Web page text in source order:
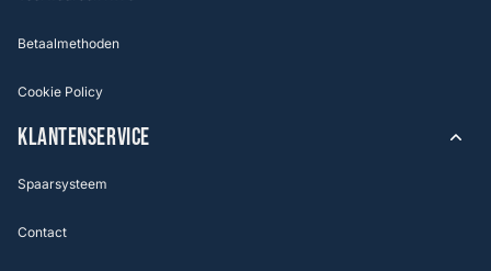
Betaalmethoden
Cookie Policy
KLANTENSERVICE
Spaarsysteem
Contact